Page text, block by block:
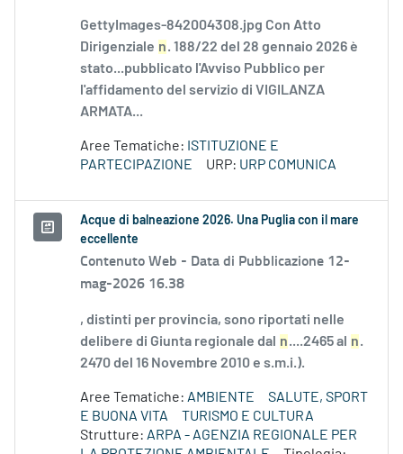
GettyImages-842004308.jpg Con Atto
Dirigenziale n. 188/22 del 28 gennaio 2026 è
stato...pubblicato l'Avviso Pubblico per
l'affidamento del servizio di VIGILANZA
ARMATA...
Aree Tematiche: ISTITUZIONE E
PARTECIPAZIONE
URP: URP COMUNICA
Acque di balneazione 2026. Una Puglia con il mare
eccellente
Contenuto Web - Data di Pubblicazione 12-
mag-2026 16.38
, distinti per provincia, sono riportati nelle
delibere di Giunta regionale dal n....2465 al n.
2470 del 16 Novembre 2010 e s.m.i.).
Aree Tematiche: AMBIENTE
SALUTE, SPORT
E BUONA VITA
TURISMO E CULTURA
Strutture: ARPA - AGENZIA REGIONALE PER